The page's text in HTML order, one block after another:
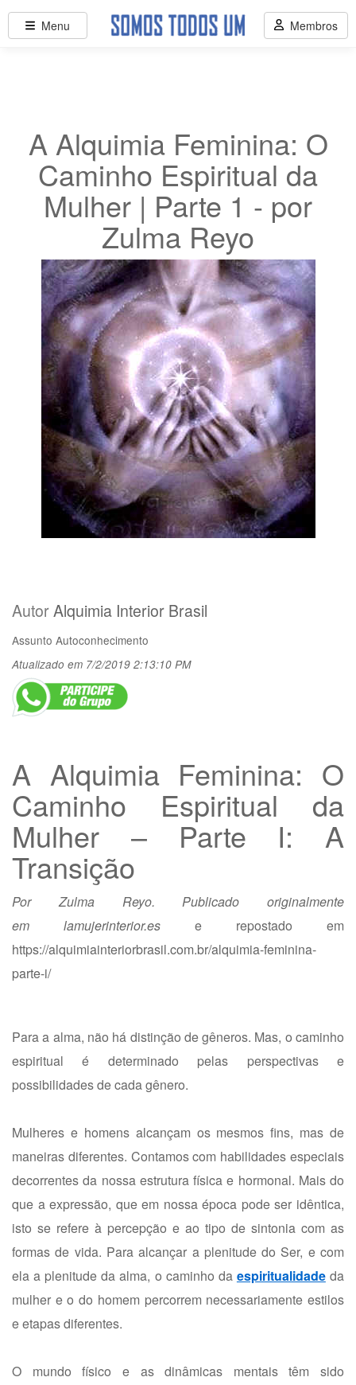
A Alquimia Feminina: O
Caminho Espiritual da
Mulher | Parte 1 - por
Zulma Reyo
AutorAlquimia Interior Brasil
Assunto Autoconhecimento
Atualizado em 7/2/2019 2:13:10 PM
A Alquimia Feminina: O
Caminho Espiritual da
Mulher – Parte I: A
Transição
Por Zulma Reyo. Publicado originalmente
em lamujerinterior.es e repostado em
https://alquimiainteriorbrasil.com.br/alquimia-feminina-
parte-i/
Para a alma, não há distinção de gêneros. Mas, o caminho
espiritual é determinado pelas perspectivas e
possibilidades de cada gênero.
Mulheres e homens alcançam os mesmos fins, mas de
maneiras diferentes. Contamos com habilidades especiais
decorrentes da nossa estrutura física e hormonal. Mais do
que a expressão, que em nossa época pode ser idêntica,
isto se refere à percepção e ao tipo de sintonia com as
formas de vida. Para alcançar a plenitude do Ser, e com
ela a plenitude da alma, o caminho da espiritualidadeda
mulher e o do homem percorrem necessariamente estilos
e etapas diferentes.
O mundo físico e as dinâmicas mentais têm sido
Menu Membros